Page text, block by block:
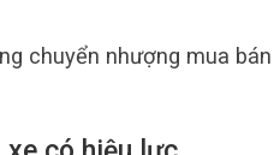
chuyển nhượng mua